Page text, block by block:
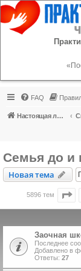
Регистрация
FAQ
Настоящая любовь
Семья до и
Новая тема
Новаятема
5896 тем
Заочная
Последнее
Добавлено в
Ответы: 27